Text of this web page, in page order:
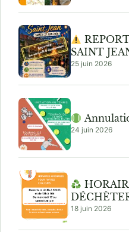
SAINT
25 juin 2026
24 juin 2026
18 juin 2026